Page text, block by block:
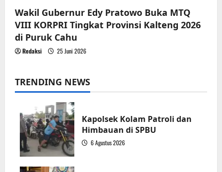
Wakil Gubernur Edy Pratowo Buka MTQ
VIII KORPRI Tingkat Provinsi Kalteng 2026
di Puruk Cahu
Redaksi 25 Juni 2026
TRENDING NEWS
Kapolsek Kolam Patroli dan
Himbauan di SPBU
6 Agustus 2026